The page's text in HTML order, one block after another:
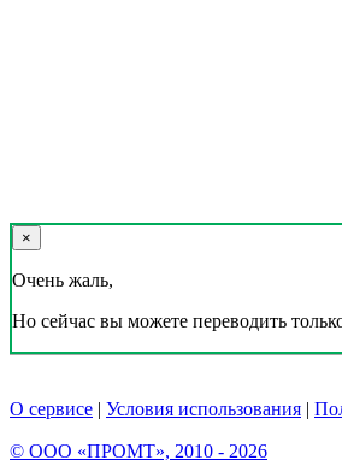
×
Очень жаль,
Но сейчас вы можете переводить
О сервисе | Условия использования |
© ООО «ПРОМТ», 2010 - 2026